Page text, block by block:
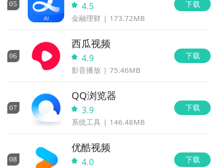
05 4.5
金融理财 173.72MB
下载
06
西瓜视频
4.9
影音播放 75.46MB
下载
07
QQ浏览器
3.9
系统工具 146.48MB
下载
08
优酷视频
4.0 下载